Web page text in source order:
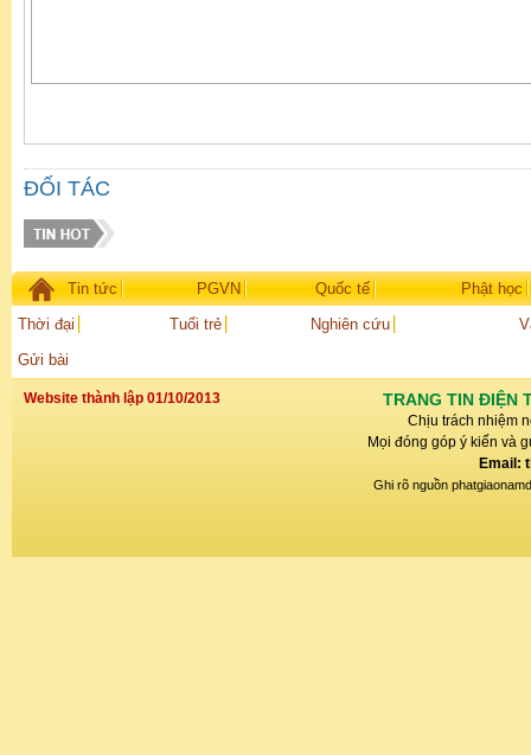
ĐỐI TÁC
Tin tức PGVN Quốc tế
Phật học
Thời đại
Tuổi trẻ Nghiên cứu
Gửi bài
Website thành lập 01/10/2013 TRANG TIN ĐIỆN
Chịu trách nhiệm
Mọi đóng góp ý kiến và
Email:
Ghi rõ nguồn